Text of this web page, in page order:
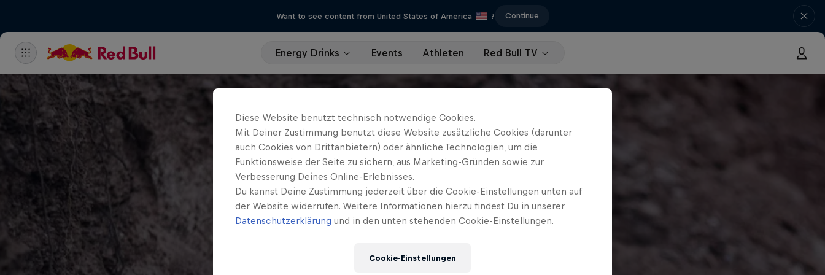
Want to see content from United States of America ? Continue
Energy Drinks Events Athleten Red Bull TV
Diese Website benutzt technisch notwendige Cookies.
Mit Deiner Zustimmung benutzt diese Website zusätzliche Cookies (darunter
auch Cookies von Drittanbietern) oder ähnliche Technologien, um die
Funktionsweise der Seite zu sichern, aus Marketing-Gründen sowie zur
Verbesserung Deines Online-Erlebnisses.
Du kannst Deine Zustimmung jederzeit über die Cookie-Einstellungen unten auf
der Website widerrufen. Weitere Informationen hierzu findest Du in unserer
Datenschutzerklärung und in den unten stehenden Cookie-Einstellungen.
Cookie-Einstellungen